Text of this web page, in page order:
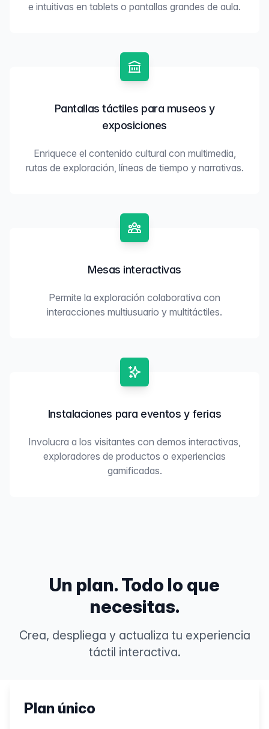
e intuitivas en tablets o pantallas grandes de aula.
Pantallas táctiles para museos y
exposiciones
Enriquece el contenido cultural con multimedia,
rutas de exploración, líneas de tiempo y narrativas.
Mesas interactivas
Permite la exploración colaborativa con
interacciones multiusuario y multitáctiles.
Instalaciones para eventos y ferias
Involucra a los visitantes con demos interactivas,
exploradores de productos o experiencias
gamificadas.
Un plan. Todo lo que
necesitas.
Crea, despliega y actualiza tu experiencia
táctil interactiva.
Plan único